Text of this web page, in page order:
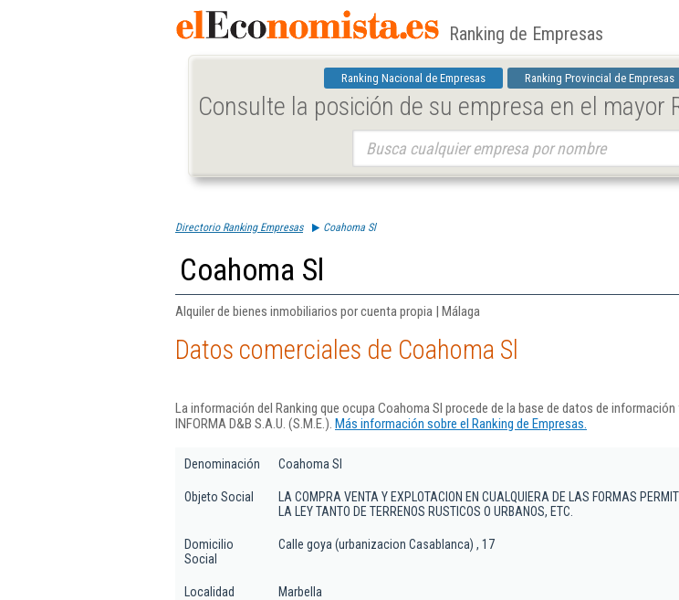
Ranking de Empresas
Ranking Nacional de Empresas Ranking Provincial de Empresas
Consulte la posición de su empresa en el mayor
Directorio Ranking Empresas Coahoma Sl
Coahoma Sl
Alquiler de bienes inmobiliarios por cuenta propia | Málaga
Datos comerciales de Coahoma Sl
La información del Ranking que ocupa Coahoma Sl procede de la base de datos de información
INFORMA D&B S.A.U. (S.M.E.). Más información sobre el Ranking de Empresas.
Denominación Coahoma Sl
Objeto Social
LA COMPRA VENTA Y EXPLOTACION EN CUALQUIERA DE LAS FORMAS
LA LEY TANTO DE TERRENOS RUSTICOS O URBANOS, ETC.
Domicilio
Social
Calle goya (urbanizacion Casablanca) , 17
Localidad Marbella